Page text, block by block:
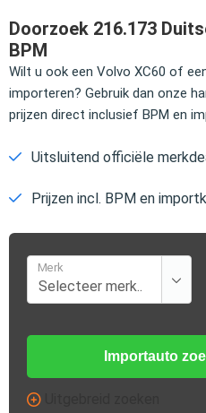
Doorzoek 216.173
BPM
Wilt u ook een Volvo XC60 of
importeren? Gebruik dan onze
prijzen direct inclusief BPM en
Uitsluitend officiële
Prijzen incl. BPM en
Merk
Importauto